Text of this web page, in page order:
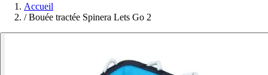
Accueil
/ Bouée tractée Spinera Lets Go 2